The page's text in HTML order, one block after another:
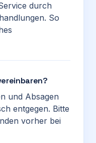
durch
So
und Absagen
entgegen. Bitte
vorher bei